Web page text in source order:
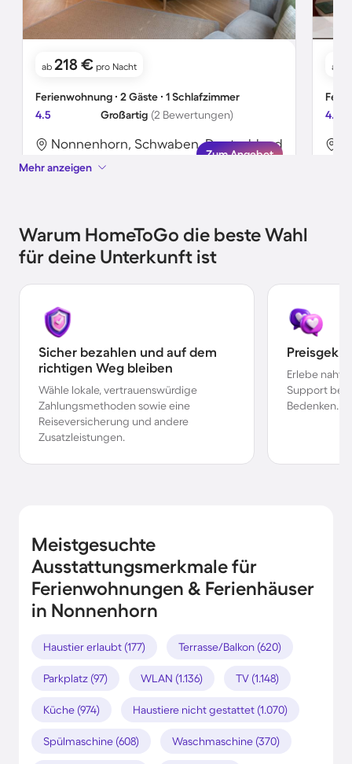
ab 218 € pro Nacht
Ferienwohnung ∙ 2 Gäste ∙ 1 Schlafzimmer
4.5
Großartig (2 Bewertungen)
Nonnenhorn, Schwaben, Deutschland
Zum Angebot
ab
4.8
Mehr anzeigen
Warum HomeToGo die beste Wahl
für deine Unterkunft ist
Sicher bezahlen und auf dem
richtigen Weg bleiben
Wähle lokale, vertrauenswürdige
Zahlungsmethoden sowie eine
Reiseversicherung und andere
Zusatzleistungen.
Erlebe
Support bei
Bedenken.
Meistgesuchte
Ausstattungsmerkmale für
Ferienwohnungen & Ferienhäuser
in Nonnenhorn
Haustier erlaubt (177) Terrasse/Balkon (620)
Parkplatz (97) WLAN (1.136) TV (1.148)
Küche (974) Haustiere nicht gestattet (1.070)
Spülmaschine (608) Waschmaschine (370)